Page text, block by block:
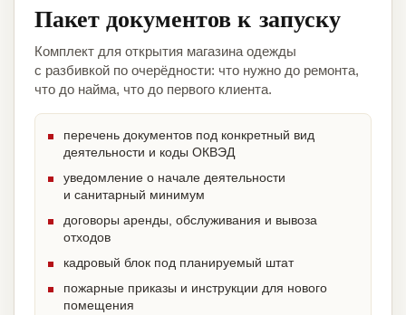
Пакет документов к запуску
Комплект для открытия магазина одежды
с разбивкой по очерёдности: что нужно до ремонта,
что до найма, что до первого клиента.
перечень документов под конкретный вид
деятельности и коды ОКВЭД
уведомление о начале деятельности
и санитарный минимум
договоры аренды, обслуживания и вывоза
отходов
кадровый блок под планируемый штат
пожарные приказы и инструкции для нового
помещения